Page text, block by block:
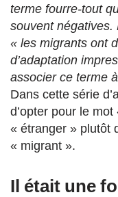
terme fourre-tout
souvent négatives.
« les migrants ont
d’adaptation
associer ce terme
Dans cette série
d’opter pour le
« étranger » plutôt
« migrant ».
Il était une